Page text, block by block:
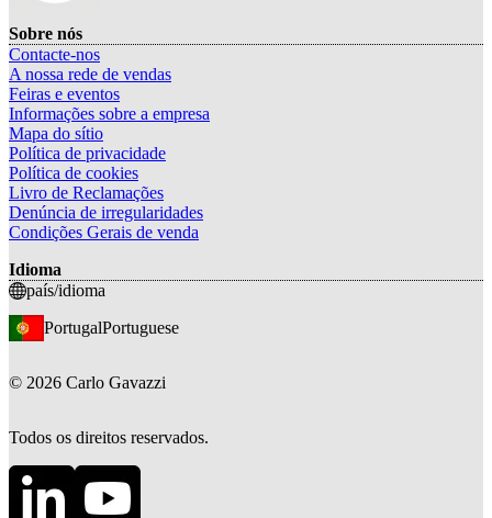
Sobre nós
Contacte-nos
A nossa rede de vendas
Feiras e eventos
Informações sobre a empresa
Mapa do sítio
Política de privacidade
Política de cookies
Livro de Reclamações
Denúncia de irregularidades
Condições Gerais de venda
Idioma
país/idioma
PortugalPortuguese
© 2026 Carlo Gavazzi
Todos os direitos reservados.